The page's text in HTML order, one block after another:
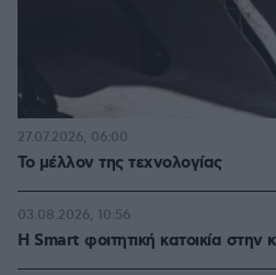
Το μέλλον της τεχνολογίας
27.07.2026, 06:00
Η Smart φοιτητική κατοικία στην
03.08.2026, 10:56